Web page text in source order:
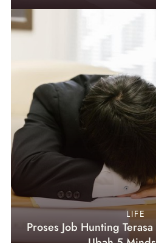
LIFE
Proses Job Hunting